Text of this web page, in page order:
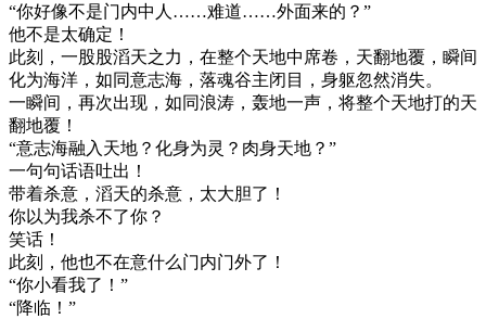
“你好像不是门内中人……难道……外面来的？”
他不是太确定！
此刻，一股股滔天之力，在整个天地中席卷，天翻地覆，瞬间
化为海洋，如同意志海，落魂谷主闭目，身躯忽然消失。
一瞬间，再次出现，如同浪涛，轰地一声，将整个天地打的天
翻地覆！
“意志海融入天地？化身为灵？肉身天地？”
一句句话语吐出！
带着杀意，滔天的杀意，太大胆了！
你以为我杀不了你？
笑话！
此刻，他也不在意什么门内门外了！
“你小看我了！”
“降临！”